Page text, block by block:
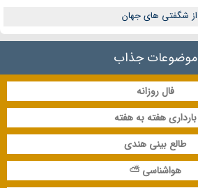
موضوعات جذاب
فال روزانه
بارداری هفته به هفته
طالع بینی هندی
هواشناسی ⛅